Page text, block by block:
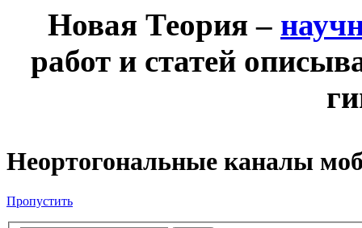
Новая Теория –
работ и статей
Неортогональные каналы
Пропустить